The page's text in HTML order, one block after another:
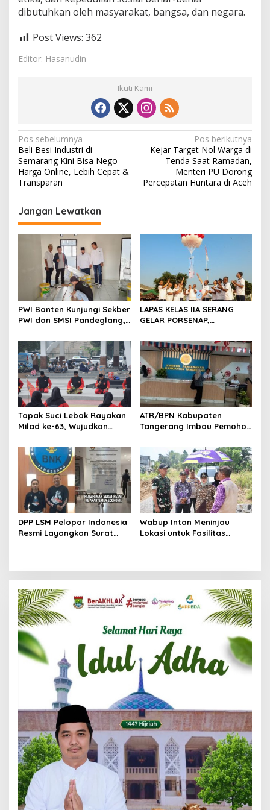
dibutuhkan oleh masyarakat, bangsa, dan negara.
Post Views: 362
Editor: Hasanudin
Ikuti Kami
N
a
v
i
g
a
s
Pos sebelumnya
Beli Besi Industri di
Semarang Kini Bisa Nego
Harga Online, Lebih Cepat &
Transparan
Pos berikutnya
Kejar Target Nol Warga di
Tenda Saat Ramadan,
Menteri PU Dorong
Percepatan Huntara di Aceh
Jangan Lewatkan
PWI Banten Kunjungi Sekber
PWI dan SMSI Pandeglang,
Konferensi Organisasi
LAPAS KELAS IIA SERANG
GELAR PORSENAP,
DAN KEBERSAMAAN
Tapak Suci Lebak Rayakan
Milad ke-63, Wujudkan
Menuju Kancah Dunia
ATR/BPN Kabupaten
Tangerang Imbau Pemohon
Berkas Mandek
DPP LSM Pelopor Indonesia
Resmi Layangkan Surat
Wabup Intan Meninjau
Lokasi untuk Fasilitas